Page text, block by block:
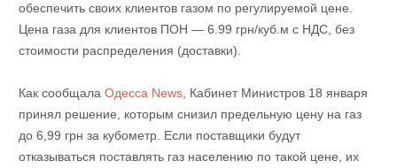
обеспечить своих клиентов газом по регулируемой цене.
Цена газа для клиентов ПОН — 6.99 грн/куб.м с НДС, без
стоимости распределения (доставки).
Как сообщала Одесса News, Кабинет Министров 18 января
принял решение, которым снизил предельную цену на газ
до 6,99 грн за кубометр. Если поставщики будут
отказываться поставлять газ населению по такой цене, их